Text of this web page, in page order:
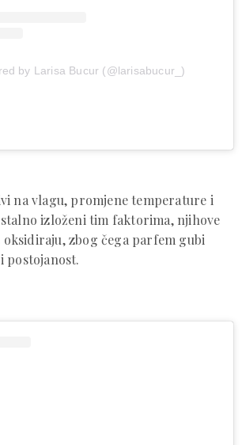
by Larisa Bucur (@larisabucur_)
na vlagu, promjene temperature i
izloženi tim faktorima, njihove
zbog čega parfem gubi
postojanost.